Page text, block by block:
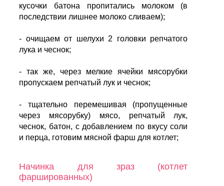
кусочки батона пропитались молоком (в
последствии лишнее молоко сливаем);
- очищаем от шелухи 2 головки репчатого
лука и чеснок;
- так же, через мелкие ячейки мясорубки
пропускаем репчатый лук и чеснок;
- тщательно перемешивая (пропущенные
через мясорубку) мясо, репчатый лук,
чеснок, батон, с добавлением по вкусу соли
и перца, готовим мясной фарш для котлет;
Начинка для зраз (котлет
фаршированных)